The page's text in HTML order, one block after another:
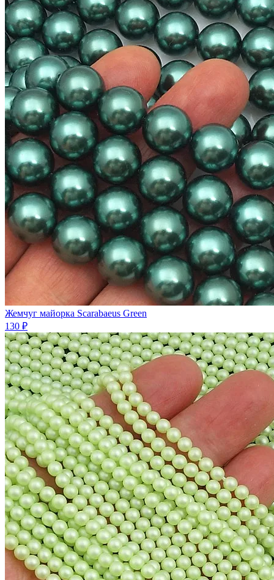
Жемчуг майорка Scarabaeus Green
130 ₽